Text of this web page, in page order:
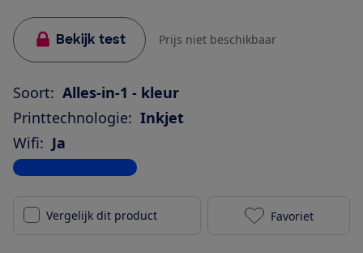
Bekijk test Prijs niet beschikbaar
Soort: Alles-in-1 - kleur
Printtechnologie: Inkjet
Wifi: Ja
Bekijk alle specificaties
Vergelijk dit product HP OfficeJet
Favoriet